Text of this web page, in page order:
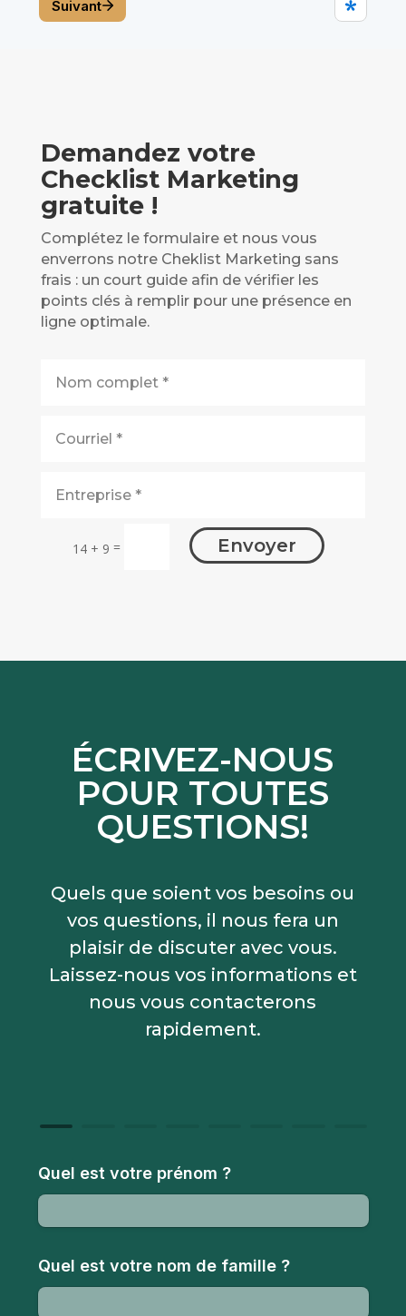
Demandez votre
Checklist Marketing
gratuite !
Complétez le formulaire et nous vous
enverrons notre Cheklist Marketing sans
frais : un court guide afin de vérifier les
points clés à remplir pour une présence en
ligne optimale.
14 + 9 = Envoyer
ÉCRIVEZ-NOUS
POUR TOUTES
QUESTIONS!
Quels que soient vos besoins ou
vos questions, il nous fera un
plaisir de discuter avec vous.
Laissez-nous vos informations et
nous vous contacterons
rapidement.